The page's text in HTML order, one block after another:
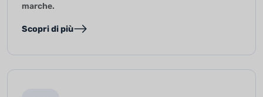
marche.
Scopri di più